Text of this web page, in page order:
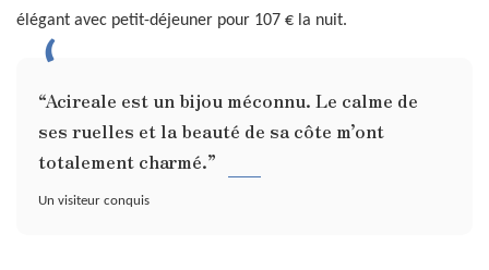
élégant avec petit-déjeuner pour 107 € la nuit.
“Acireale est un bijou méconnu. Le calme de
ses ruelles et la beauté de sa côte m’ont
totalement charmé.”
Un visiteur conquis